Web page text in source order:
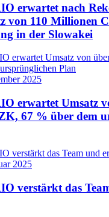
erwartet nach
von 110 Millionen
in der Slowakei
2025
erwartet Umsatz
67 % über dem
2025
verstärkt das